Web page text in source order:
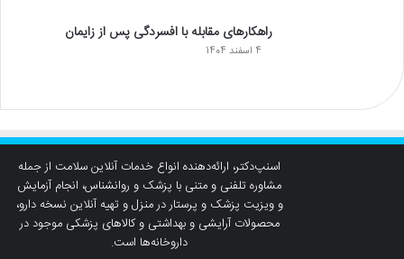
راهکارهای مقابله با افسردگی پس از زایمان
4 اسفند 1404
اسنپ‌دکتر، ارائه‌دهنده انواع خدمات آنلاین سلامت از جمله
مشاوره تلفنی و متنی با پزشک و روانشناس، انجام آزمایش
و ویزیت پزشک و پرستار در منزل و تهیه آنلاین نسخه دارو،
محصولات آرایشی و بهداشتی و کالاهای پزشکی موجود در
داروخانه‌ها است.